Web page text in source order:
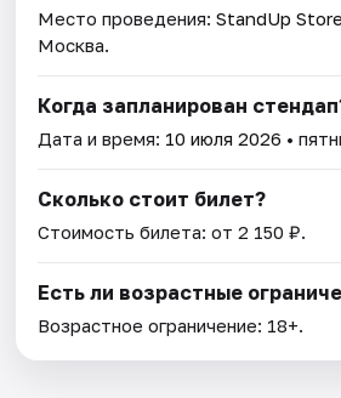
Место проведения:StandUp
Москва.
Когда запланирован
Дата и время: 10 июля 2026 •
Сколько стоит билет?
Стоимость билета: от 2 150 ₽.
Есть ли возрастные
Возрастное ограничение: 18+.